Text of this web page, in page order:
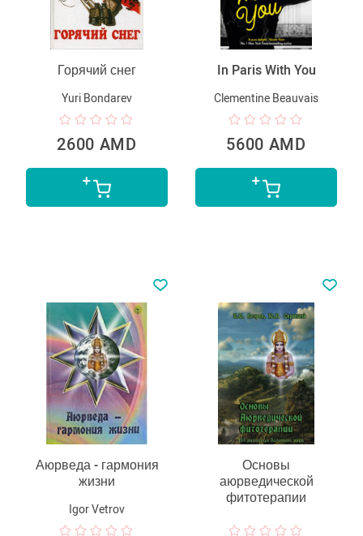
Горячий снег
Yuri Bondarev
2600 AMD
In Paris With You
Clementine Beauvais
5600 AMD
Аюрведа - гармония
жизни
Igor Vetrov
Основы
аюрведической
фитотерапии